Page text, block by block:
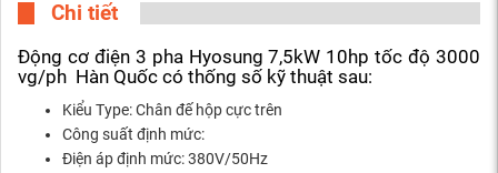
Chi tiết
Động cơ điện 3 pha Hyosung 7,5kW 10hp tốc độ 3000
vg/ph Hàn Quốc có thống số kỹ thuật sau:
Kiểu Type: Chân đế hộp cực trên
Công suất định mức:
Điện áp định mức: 380V/50Hz